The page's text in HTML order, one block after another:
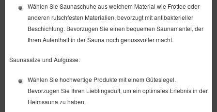
Wählen Sie Saunaschuhe aus weichem Material wie Frottee oder
anderen rutschfesten Materialien, bevorzugt mit antibakterieller
Beschichtung. Bevorzugen Sie einen bequemen Saunamantel, der
Ihren Aufenthalt in der Sauna noch genussvoller macht.
Saunasalze und Aufgüsse:
Wählen Sie hochwertige Produkte mit einem Gütesiegel.
Bevorzugen Sie Ihren Lieblingsduft, um ein optimales Erlebnis in der
Heimsauna zu haben.